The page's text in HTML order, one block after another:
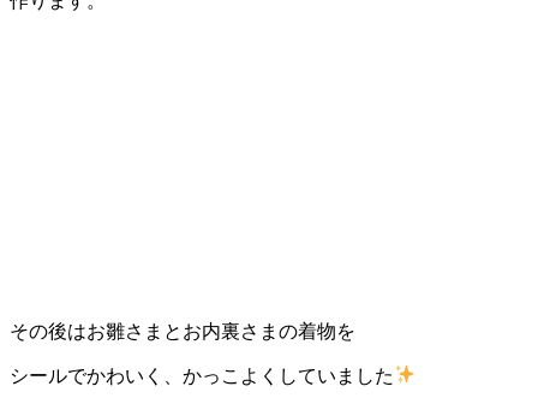
その後はお雛さまとお内裏さまの着物を
シールでかわいく、かっこよくしていました